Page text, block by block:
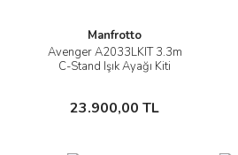
Manfrotto
Avenger A2033LKIT 3.3m
C-Stand Işık Ayağı Kiti
23.900,00 TL
Görüntüle
Sepete Ekle